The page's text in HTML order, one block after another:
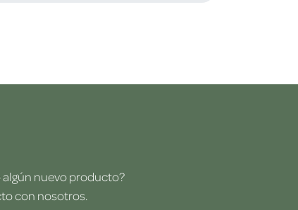
algún nuevo producto?
con nosotros.